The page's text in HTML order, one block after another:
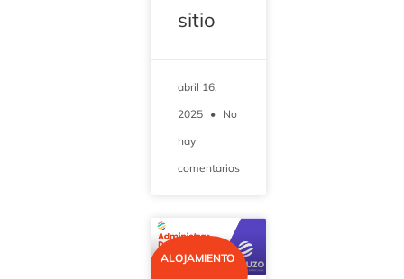
sitio
abril 16,
2025
No
hay
comentarios
ALOJAMIENTO